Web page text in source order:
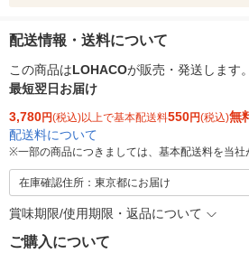
配送情報・送料について
この商品はLOHACOが販売・発送します。
最短翌日お届け
3,780円(税込)以上で基本配送料550円(税込)無
配送料について
※一部の商品につきましては、基本配送料を当社
在庫確認住所：東京都にお届け
賞味期限/使用期限・返品について
ご購入について